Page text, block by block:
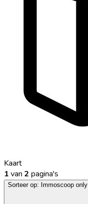
Kaart
1 van 2 pagina's
Sorteer op: Immoscoop only